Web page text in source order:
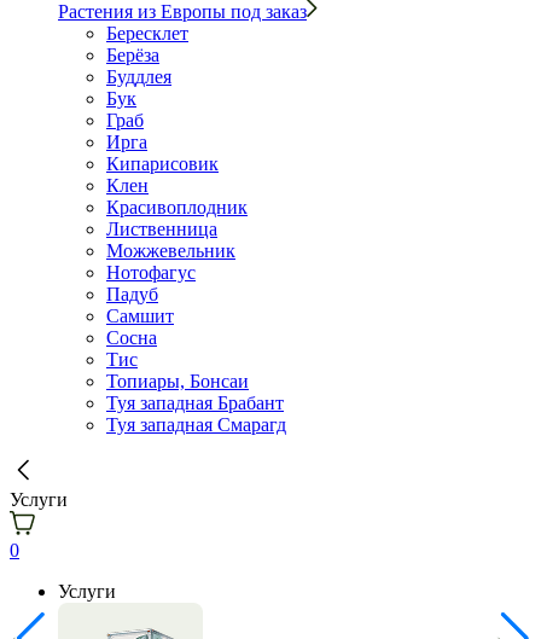
Растения из Европы под заказ
Бересклет
Берёза
Буддлея
Бук
Граб
Ирга
Кипарисовик
Клен
Красивоплодник
Лиственница
Можжевельник
Нотофагус
Падуб
Самшит
Сосна
Тис
Топиары, Бонсаи
Туя западная Брабант
Туя западная Смарагд
Услуги
0
Услуги